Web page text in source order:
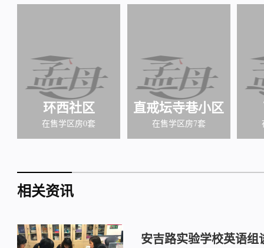
环西社区
在售学区房0套
直戒坛寺巷小区
在售学区房7套
相关资讯
安吉路实验学校英语组